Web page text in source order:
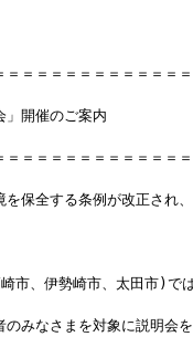
＝＝＝＝＝＝＝＝＝＝＝
開催のご案内
＝＝＝＝＝＝＝＝＝＝＝
保全する条例が改正され
市、伊勢崎市、太田市)で
みなさまを対象に説明会